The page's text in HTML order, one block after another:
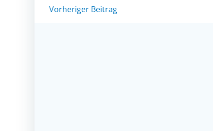
Post
Vorheriger Beitrag